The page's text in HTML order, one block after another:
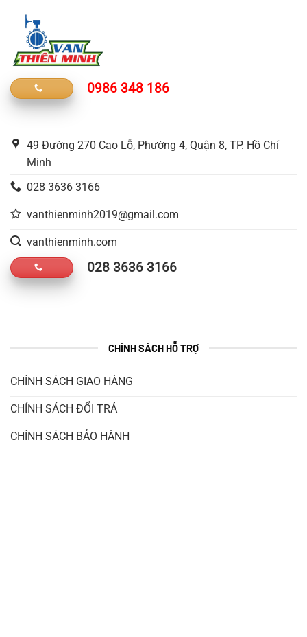
0986 348 186
49 Đường 270 Cao Lỗ, Phường 4, Quận 8, TP. Hồ Chí
Minh
028 3636 3166
vanthienminh2019@gmail.com
vanthienminh.com
028 3636 3166
CHÍNH SÁCH HỖ TRỢ
CHÍNH SÁCH GIAO HÀNG
CHÍNH SÁCH ĐỔI TRẢ
CHÍNH SÁCH BẢO HÀNH